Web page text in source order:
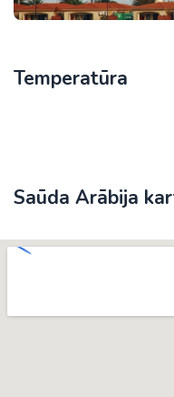
Temperatūra
Saūda Arābija